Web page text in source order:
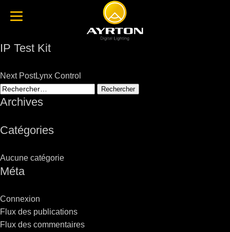
IP Test Kit
Post
navigation
Next PostLynx Control
Rechercher :
Archives
Catégories
Aucune catégorie
Méta
Connexion
Flux des publications
Flux des commentaires